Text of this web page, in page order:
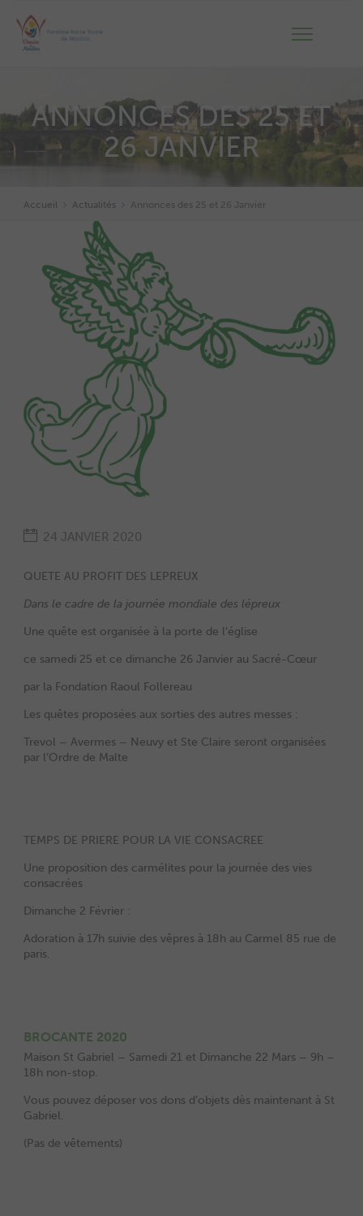
ANNONCES DES 25 ET
26 JANVIER
Accueil Actualités Annonces des 25 et 26 Janvier
24 JANVIER 2020
QUETE AU PROFIT DES LEPREUX
Dans le cadre de la journée mondiale des lépreux
Une quête est organisée à la porte de l’église
ce samedi 25 et ce dimanche 26 Janvier au Sacré-Cœur
par la Fondation Raoul Follereau
Les quêtes proposées aux sorties des autres messes :
Trevol – Avermes – Neuvy et Ste Claire seront organisées
par l’Ordre de Malte
TEMPS DE PRIERE POUR LA VIE CONSACREE
Une proposition des carmélites pour la journée des vies
consacrées
Dimanche 2 Février :
Adoration à 17h suivie des vêpres à 18h au Carmel 85 rue de
paris.
BROCANTE 2020
Maison St Gabriel – Samedi 21 et Dimanche 22 Mars – 9h –
18h non-stop.
Vous pouvez déposer vos dons d’objets dès maintenant à St
Gabriel.
(Pas de vêtements)